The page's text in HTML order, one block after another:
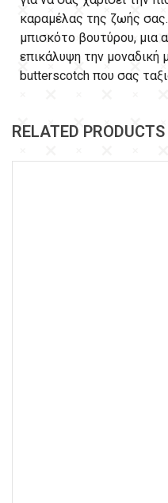
καραμέλας της ζωής σας.
μπισκότο βουτύρου, μια
επικάλυψη την μοναδική
butterscotch που σας
RELATED PRODUCTS